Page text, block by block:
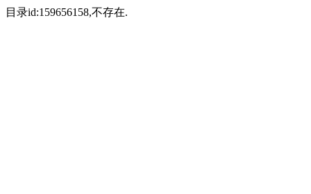
目录id:159656158,不存在.